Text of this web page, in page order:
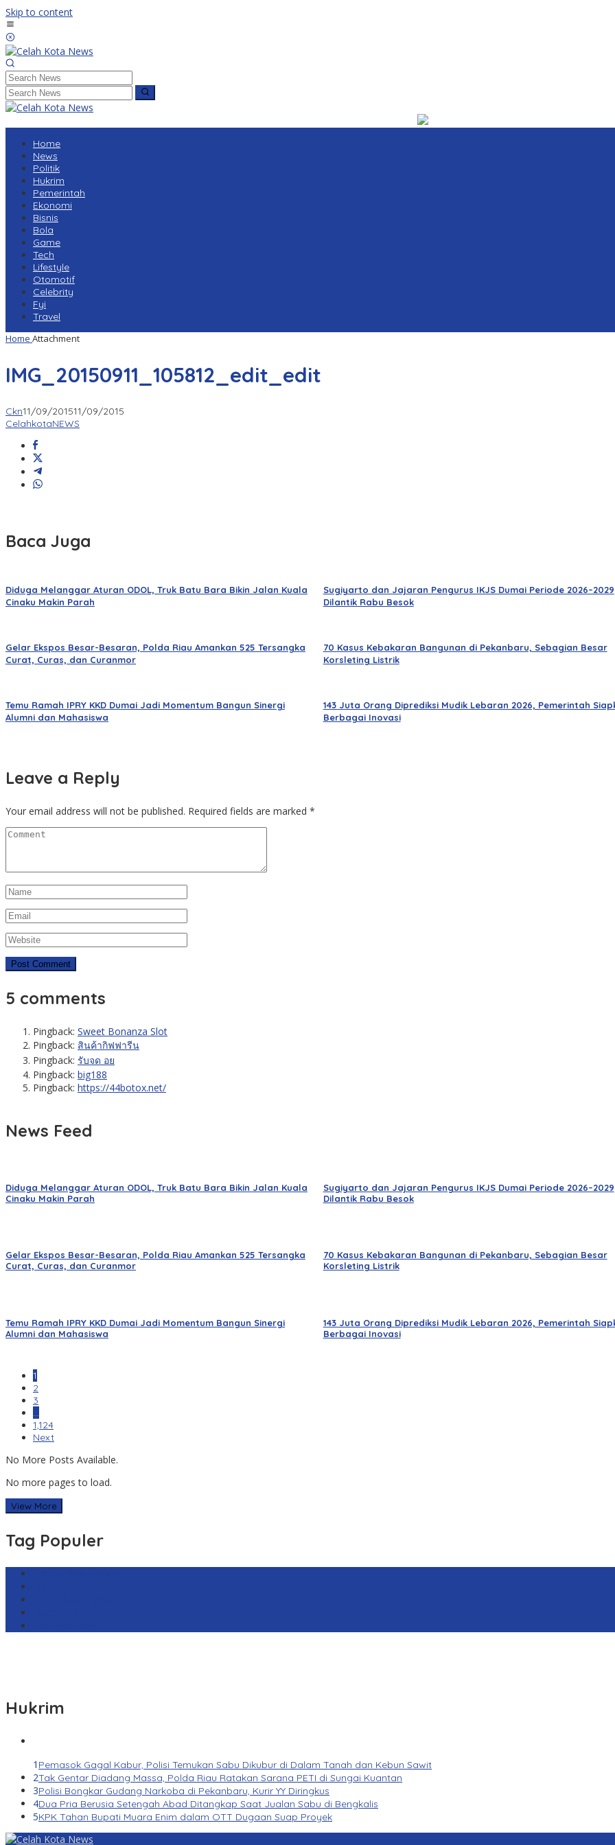
Skip to content
Home
News
Politik
Hukrim
Pemerintah
Ekonomi
Bisnis
Bola
Game
Tech
Lifestyle
Otomotif
Celebrity
Fyi
Travel
Home Attachment
IMG_20150911_105812_edit_edit
Ckn11/09/201511/09/2015
CelahkotaNEWS
Baca Juga
Diduga Melanggar Aturan ODOL, Truk Batu Bara Bikin Jalan Kuala
Cinaku Makin Parah
Sugiyarto dan Jajaran Pengurus IKJS Dumai Periode 2026–2029
Dilantik Rabu Besok
Gelar Ekspos Besar-Besaran, Polda Riau Amankan 525 Tersangka
Curat, Curas, dan Curanmor
70 Kasus Kebakaran Bangunan di Pekanbaru, Sebagian Besar
Korsleting Listrik
Temu Ramah IPRY KKD Dumai Jadi Momentum Bangun Sinergi
Alumni dan Mahasiswa
143 Juta Orang Diprediksi Mudik Lebaran 2026, Pemerintah
Berbagai Inovasi
Leave a Reply
Your email address will not be published. Required fields are marked *
5 comments
Pingback: Sweet Bonanza Slot
Pingback: สินค้ากิฟฟารีน
Pingback: รับจด อย
Pingback: big188
Pingback: https://44botox.net/
News Feed
Diduga Melanggar Aturan ODOL, Truk Batu Bara Bikin Jalan Kuala
Cinaku Makin Parah
Sugiyarto dan Jajaran Pengurus IKJS Dumai Periode 2026–2029
Dilantik Rabu Besok
Gelar Ekspos Besar-Besaran, Polda Riau Amankan 525 Tersangka
Curat, Curas, dan Curanmor
70 Kasus Kebakaran Bangunan di Pekanbaru, Sebagian Besar
Korsleting Listrik
Temu Ramah IPRY KKD Dumai Jadi Momentum Bangun Sinergi
Alumni dan Mahasiswa
143 Juta Orang Diprediksi Mudik Lebaran 2026, Pemerintah
Berbagai Inovasi
1
2
3
…
1,124
Next
No More Posts Available.
No more pages to load.
View More
Tag Populer
Hukrim
1 Pemasok Gagal Kabur, Polisi Temukan Sabu Dikubur di Dalam Tanah dan Kebun Sawit
2Tak Gentar Diadang Massa, Polda Riau Ratakan Sarana PETI di Sungai Kuantan
3Polisi Bongkar Gudang Narkoba di Pekanbaru, Kurir YY Diringkus
4Dua Pria Berusia Setengah Abad Ditangkap Saat Jualan Sabu di Bengkalis
5KPK Tahan Bupati Muara Enim dalam OTT Dugaan Suap Proyek